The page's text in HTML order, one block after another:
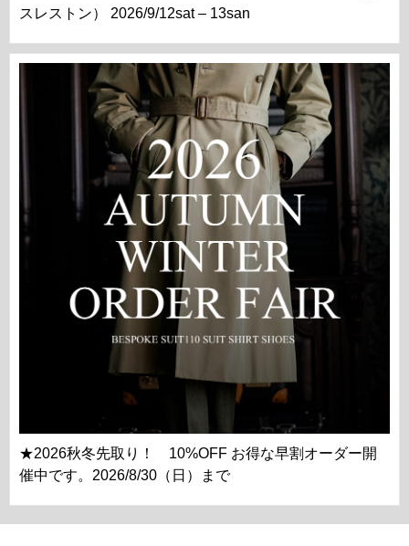
スレストン） 2026/9/12sat – 13san
★2026秋冬先取り！ 10%OFF お得な早割オーダー開
催中です。2026/8/30（日）まで